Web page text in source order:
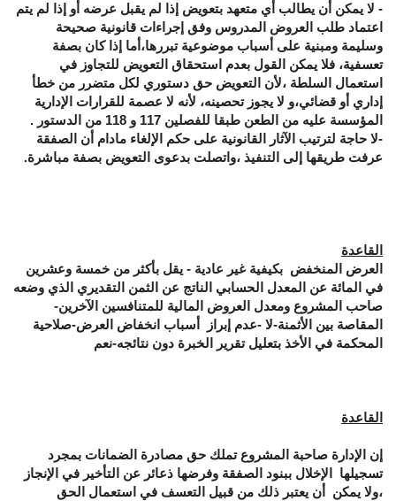
- لا يمكن أن يطالب أي متعهد بتعويض إذا لم يقبل عرضه أو إذا لم يتم
اعتماد طلب العروض المدروس وفق إجراءات قانونية صحيحة
وسليمة ومبنية على أسباب موضوعية تبررها،أما إذا كان بصفة
تعسفية، فلا يمكن القول بعدم استحقاق التعويض للتجاوز في
استعمال السلطة ،لأن التعويض حق دستوري لكل متضرر من خطأ
إداري أو قضائي،و لا يجوز تحصينه، لأنه لا عصمة للقرارات الإدارية
المؤسسة عليه من الطعن طبقا للفصلين 117 و 118 من الدستور .
-لا حاجة لترتيب الآثار القانونية على حكم الإلغاء مادام أن الصفقة
عرفت طريقها إلى التنفيذ ،واتصلت بدعوى التعويض بصفة مباشرة.
القاعدة
العرض المنخفض بكيفية غير عادية - يقل بأكثر من خمسة وعشرين
في المائة عن المعدل الحسابي الناتج عن الثمن التقديري الذي وضعه
صاحب المشروع ومعدل العروض المالية للمتنافسين الآخرين-
المقاصة بين الأثمنة-لا -عدم إبراز أسباب انخفاض العرض-صلاحية
المحكمة في الأخذ بتعليل تقرير الخبرة دون نتائجه-نعم
القاعدة
إن الإدارة صاحبة المشروع تملك حق مصادرة الضمانات بمجرد
تسجيلها الإخلال ببنود الصفقة وفرضها ذعائر عن التأخير في الإنجاز
،ولا يمكن أن يعتبر ذلك من قبيل التعسف في استعمال الحق